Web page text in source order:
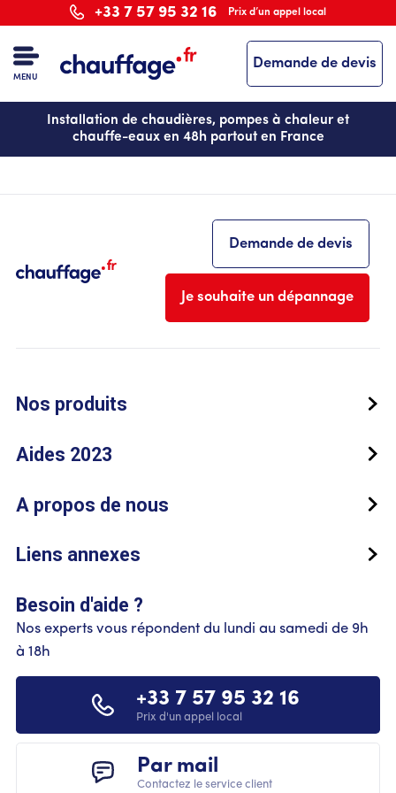
au
contenu
principal
+33 7 57 95 32 16 Prix d’un appel local
MENU
Demande de devis
Installation de chaudières, pompes à chaleur et
chauffe-eaux en 48h partout en France
Demande de devis
Je souhaite un dépannage
Nos produits
Aides 2023
A propos de nous
Liens annexes
Besoin d'aide ?
Nos experts vous répondent du lundi au samedi de 9h
à 18h
+33 7 57 95 32 16
Prix d'un appel local
Par mail
Contactez le service client